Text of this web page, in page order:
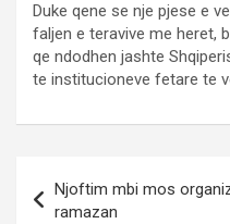
Duke qene se nje pjese e
faljen e teravive me heret,
qe ndodhen jashte
te institucioneve fetare te
navigation
Njoftim mbi mos
ramazan